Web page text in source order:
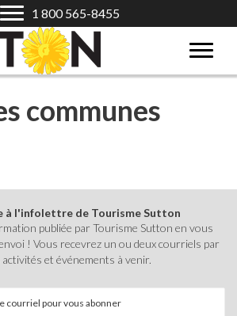
1 800 565-8455
communes
à l'infolettre de Tourisme Sutton
publiée par Tourisme Sutton en vous
! Vous recevrez un ou deux courriels par
et événements à venir.